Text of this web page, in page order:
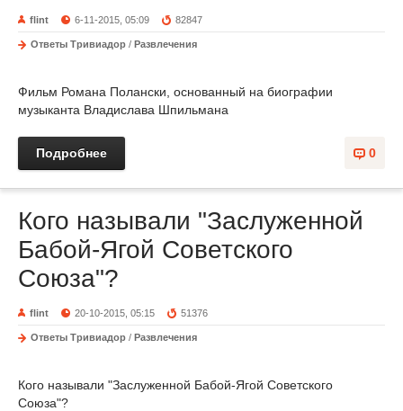
flint 6-11-2015, 05:09 82847
Ответы Тривиадор / Развлечения
Фильм Романа Полански, основанный на биографии
музыканта Владислава Шпильмана
0
Подробнее
Кого называли "Заслуженной
Бабой-Ягой Советского
Союза"?
flint 20-10-2015, 05:15 51376
Ответы Тривиадор / Развлечения
Кого называли "Заслуженной Бабой-Ягой Советского
Союза"?